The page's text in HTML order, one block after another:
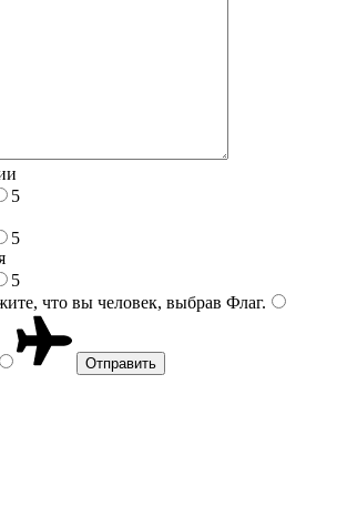
5
5
5
что вы человек, выбрав Флаг.